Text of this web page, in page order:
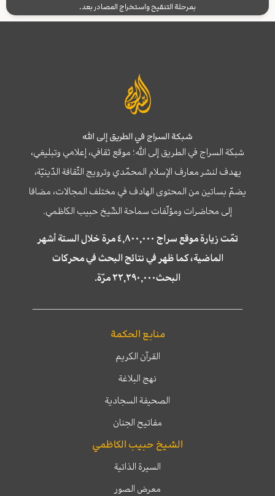
بمرحلة التنقيح واستخراج المصادر بعد.
شبكة السراج في الطريق إلى الله
شبكة السراج في الطريق إلى الله؛ موقع ثقافي، إعلامي وتبليغي،
يهدف لنشر معارف الإسلام المحمّدي وترويج الثّقافة الدّينيّة،
يضمّ بساتين من المحتوى الهادف في مختلف المجالات، مضافا
إلى محاضرات ومؤلّفات سماحة الشّيخ حبيب الكاظمي.
تمّت زيارة موقع سراج ٤,٨٠٠,٠٠٠ مرة خلال الستة أشهر
الماضية، كما ظهر في نتائج البحث في محركات
البحث٢٢,٢٩٠,٠٠٠ مرّة.
منابع الحكمة
القرآن الكريم
نهج البلاغة
الصحيفة السجادية
مفاتيح الجنان
الشيخ حبيب الكاظمي
السيرة الذاتية
معرض الصور